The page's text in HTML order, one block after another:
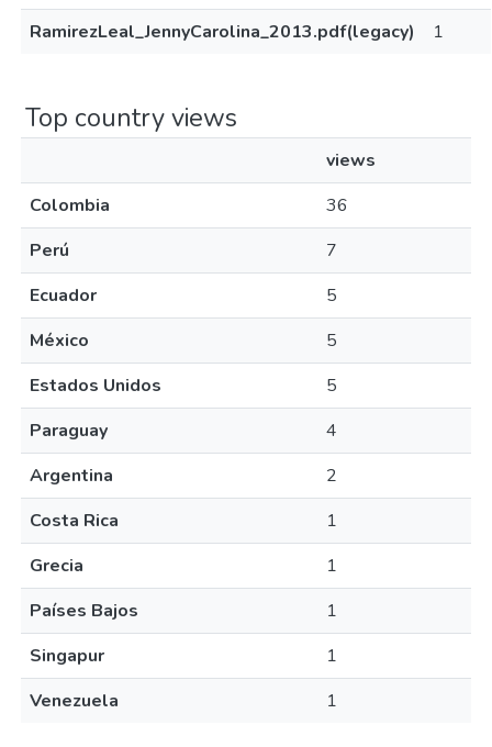
RamirezLeal_JennyCarolina_2013.pdf(legacy)
1
Top country views
views
Colombia
36
Perú
7
Ecuador
5
México
5
Estados Unidos
5
Paraguay
4
Argentina
2
Costa Rica
1
Grecia
1
Países Bajos
1
Singapur
1
Venezuela
1